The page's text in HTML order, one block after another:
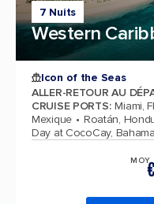
7 Nuits
Western
Icon of the Seas
ALLER-RETOUR AU
CRUISE PORTS: Miami,
Mexique
Roatán,
Day at CocoCay,
MOY.